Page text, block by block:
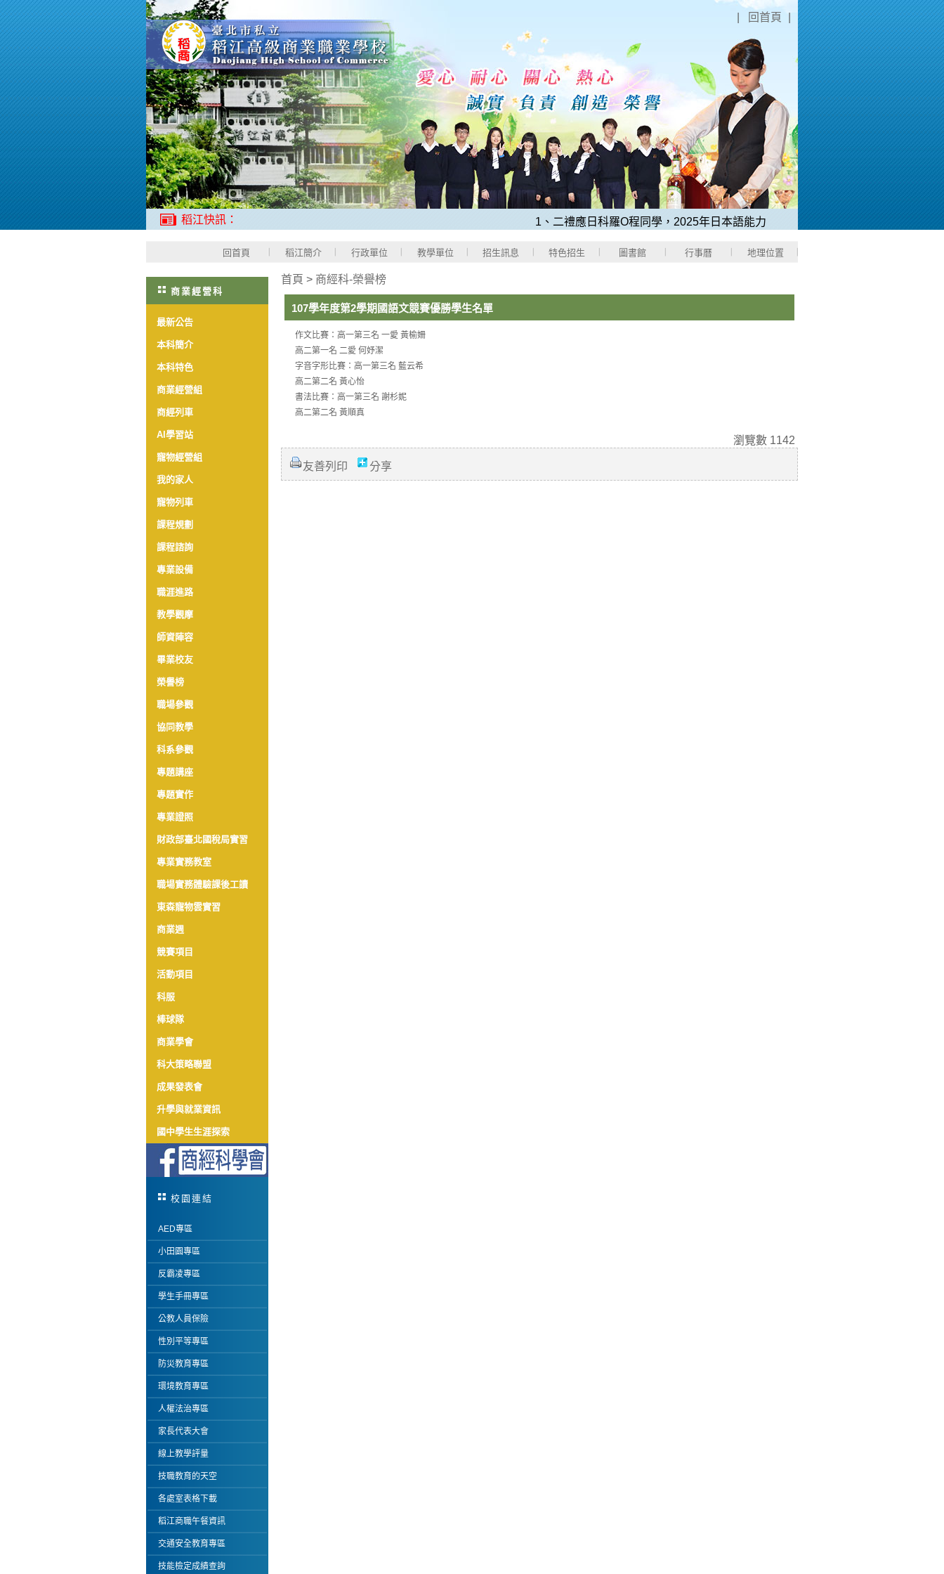
回首頁
稻江快訊： 1、二禮應日科羅O程同學，2025年日本語能力測驗「N1中考取滿分180分」。
回首頁 稻江簡介 行政單位 教學單位 招生訊息 特色招生 圖書館 行事曆 地理位置
商業經營科
最新公告
本科簡介
本科特色
商業經營組
商經列車
AI學習站
寵物經營組
我的家人
寵物列車
課程規劃
課程諮詢
專業設備
職涯進路
教學觀摩
師資陣容
畢業校友
榮譽榜
職場參觀
協同教學
科系參觀
專題講座
專題實作
專業證照
財政部臺北國稅局實習
專業實務教室
職場實務體驗課後工讀
東森寵物雲實習
商業週
競賽項目
活動項目
科服
棒球隊
商業學會
科大策略聯盟
成果發表會
升學與就業資訊
國中學生生涯探索
校園連結
AED專區
小田園專區
反霸凌專區
學生手冊專區
公教人員保險
性別平等專區
防災教育專區
環境教育專區
人權法治專區
家長代表大會
線上教學評量
技職教育的天空
各處室表格下載
稻江商職午餐資訊
交通安全教育專區
技能檢定成績查詢
首頁 > 商經科-榮譽榜
107學年度第2學期國語文競賽優勝學生名單
作文比賽：高一第三名 一愛 黃榆姍
高二第一名 二愛 何妤潔
字音字形比賽：高一第三名 藍云希
高二第二名 黃心怡
書法比賽：高一第三名 謝杉妮
高二第二名 黃順真
瀏覽數 1142
友善列印 分享